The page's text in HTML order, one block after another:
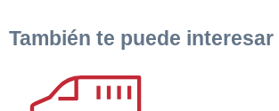
También te puede interesar